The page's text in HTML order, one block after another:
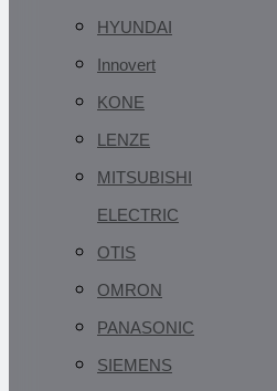
HYUNDAI
Innovert
KONE
LENZE
MITSUBISHI
ELECTRIC
OTIS
OMRON
PANASONIC
SIEMENS